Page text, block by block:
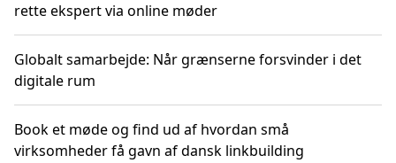
rette ekspert via online møder
Globalt samarbejde: Når grænserne forsvinder i det
digitale rum
Book et møde og find ud af hvordan små
virksomheder få gavn af dansk linkbuilding